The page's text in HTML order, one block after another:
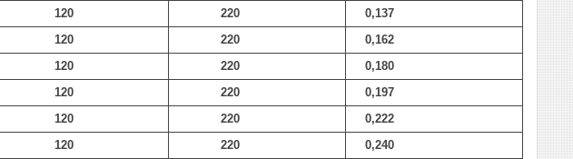
120 220
0,137
120 220
0,162
120 220
0,180
120 220
0,197
120 220
0,222
120 220
0,240